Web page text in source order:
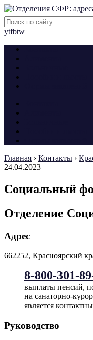
ytfbtw
Главная › Контакты ›
24.04.2023
Социальный
Отделение
Адрес
662252, Красноярский
8-800-301-
выплаты пенсий,
на санаторно-
является
Руководство